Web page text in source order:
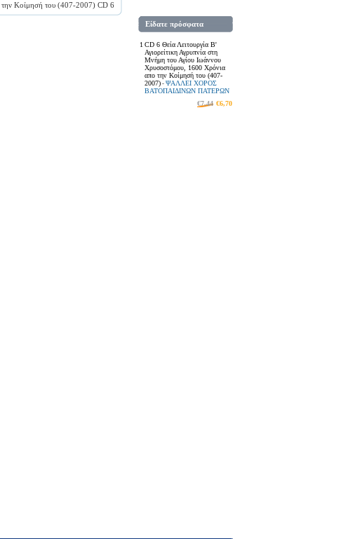
την Κοίμησή του (407-2007) CD 6
Είδατε πρόσφατα
1 CD 6 Θεία Λειτουργία Β'
Αγιορείτικη Αγρυπνία στη
Μνήμη του Αγίου Ιωάννου
Χρυσοστόμου, 1600 Χρόνια
απο την Κοίμησή του (407-
2007) - ΨΑΛΛΕΙ ΧΟΡΟΣ
ΒΑΤΟΠΑΙΔΙΝΩΝ ΠΑΤΕΡΩΝ
€7,44 €6,70